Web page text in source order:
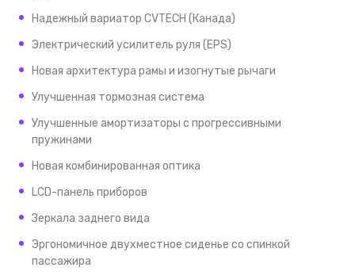
Надежный вариатор CVTECH (Канада)
Электрический усилитель руля (EPS)
Новая архитектура рамы и изогнутые рычаги
Улучшенная тормозная система
Улучшенные амортизаторы с прогрессивными
пружинами
Новая комбинированная оптика
LCD-панель приборов
Зеркала заднего вида
Эргономичное двухместное сиденье со спинкой
пассажира